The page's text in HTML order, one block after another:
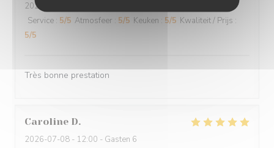
2026-07-19
Service : 5/5 Atmosfeer : 5/5 Keuken : 5/5 Kwaliteit / Prijs :
5/5
Très bonne prestation
Caroline D
2026-07-08 - 12:00 - Gasten 6